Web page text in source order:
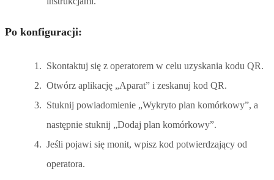
Po konfiguracji:
Skontaktuj się z operatorem w celu uzyskania kodu QR.
Otwórz aplikację „Aparat” i zeskanuj kod QR.
Stuknij powiadomienie „Wykryto plan komórkowy”, a
następnie stuknij „Dodaj plan komórkowy”.
Jeśli pojawi się monit, wpisz kod potwierdzający od
operatora.